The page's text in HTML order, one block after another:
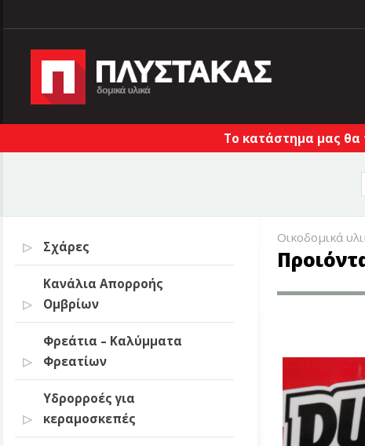
Το κατάστημα μας θα
Σχάρες
Κανάλια Απορροής
Ομβρίων
Φρεάτια – Καλύμματα
Φρεατίων
Υδρορροές για
κεραμοσκεπές
Οικοδομικά